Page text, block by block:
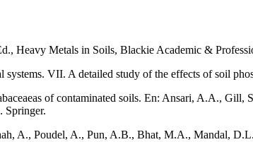
Heavy Metals in Soils, Blackie Academic &
VII. A detailed study of the effects of soil
of contaminated soils. En: Ansari, A.A.,
Springer.
A., Poudel, A., Pun, A.B., Bhat, M.A., Mandal,